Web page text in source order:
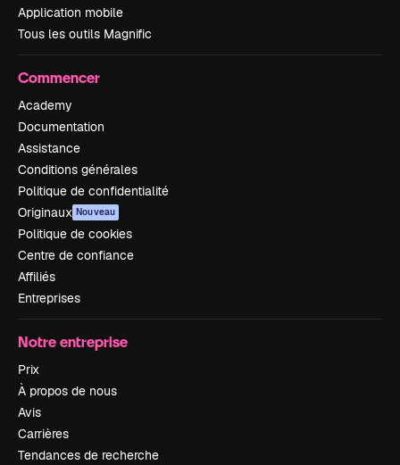
Application mobile
Tous les outils Magnific
Commencer
Academy
Documentation
Assistance
Conditions générales
Politique de confidentialité
Originaux Nouveau
Politique de cookies
Centre de confiance
Affiliés
Entreprises
Notre entreprise
Prix
À propos de nous
Avis
Carrières
Tendances de recherche